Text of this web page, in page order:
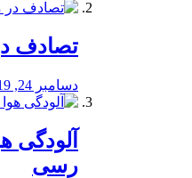
تصادف
دسامبر 24, 2019
آلودگی
رسی